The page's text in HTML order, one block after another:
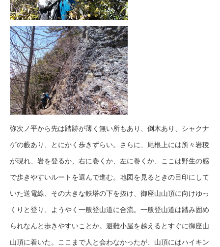
弥次ノ平から先は踏跡が薄く無い所もあり、倒木あり、シャクナ
ゲの藪あり、とにかく歩きずらい。さらに、尾根上には所々岩稜
が現れ、岩を登るか、右に巻くか、左に巻くか、ここは野生の感
で歩きやすいルートを選んで進む。地図を見るときの目印にして
いた送電線、その大きな鉄塔の下を抜け、御座山山頂に向けゆっ
くりと登り、ようやく一般登山道に合流。一般登山道は踏み固め
られなんと歩きやすいことか。避難小屋を越えるとすぐに御座山
山頂に着いた。ここまで人と会わなかったが、山頂にはハイキン